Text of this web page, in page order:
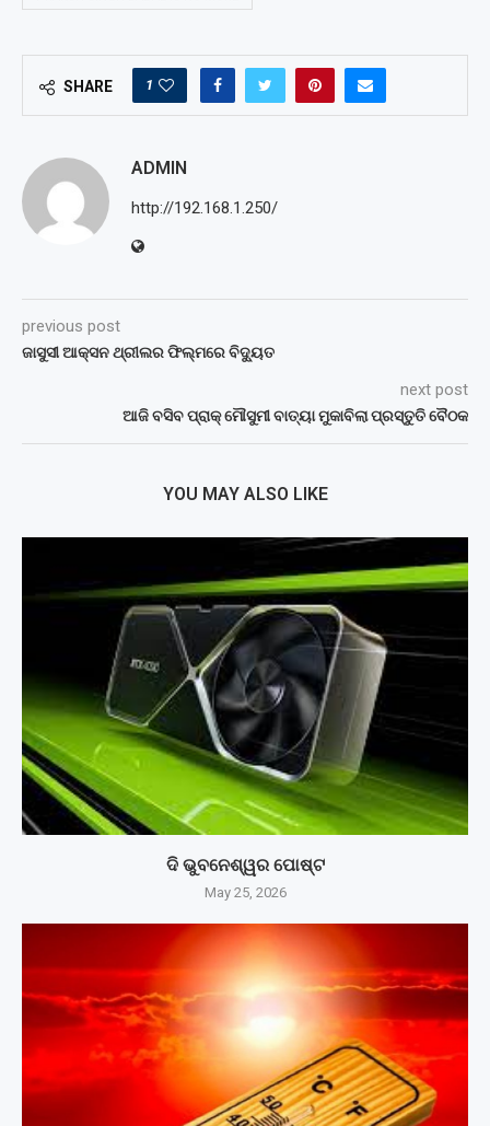
SHARE 1
ADMIN
http://192.168.1.250/
previous post
ଜାସୁସୀ ଆକ୍ସନ ଥ୍ରୀଲର ଫିଲ୍ମରେ ବିଦ୍ୟୁତ
next post
ଆଜି ବସିବ ପ୍ରାକ୍‌ ମୌସୁମୀ ବାତ୍ୟା ମୁକାବିଲା ପ୍ରସ୍ତୁତି ବୈଠକ
YOU MAY ALSO LIKE
ଦି ଭୁବନେଶ୍ୱର ପୋଷ୍ଟ
May 25, 2026